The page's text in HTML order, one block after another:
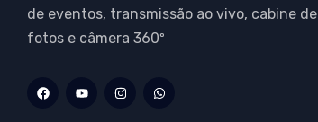
de eventos, transmissão ao vivo, cabine de
fotos e câmera 360º